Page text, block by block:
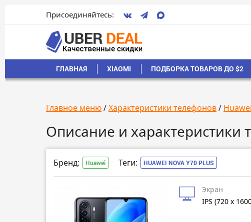
Присоединяйтесь:
ГЛАВНАЯ XIAOMI ПОДБОРКА ТОВАРОВ ДО $2
Главное меню/Характеристики телефонов/ Huawei
Описание и характеристики
Бренд: Huawei Теги: HUAWEI NOVA Y70 PLUS
Экран
IPS (720 x